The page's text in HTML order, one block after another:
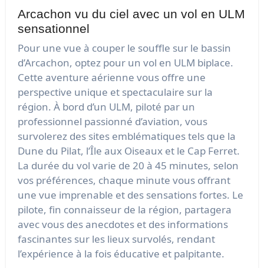
Arcachon vu du ciel avec un vol en ULM
sensationnel
Pour une vue à couper le souffle sur le bassin
d’Arcachon, optez pour un vol en ULM biplace.
Cette aventure aérienne vous offre une
perspective unique et spectaculaire sur la
région. À bord d’un ULM, piloté par un
professionnel passionné d’aviation, vous
survolerez des sites emblématiques tels que la
Dune du Pilat, l’Île aux Oiseaux et le Cap Ferret.
La durée du vol varie de 20 à 45 minutes, selon
vos préférences, chaque minute vous offrant
une vue imprenable et des sensations fortes. Le
pilote, fin connaisseur de la région, partagera
avec vous des anecdotes et des informations
fascinantes sur les lieux survolés, rendant
l’expérience à la fois éducative et palpitante.